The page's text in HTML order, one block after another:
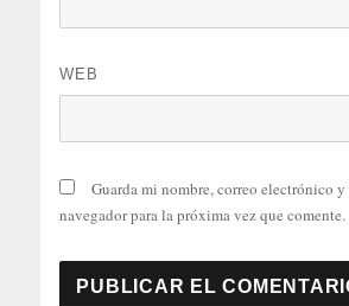
WEB
Guarda mi nombre, correo electrónico y
navegador para la próxima vez que comente.